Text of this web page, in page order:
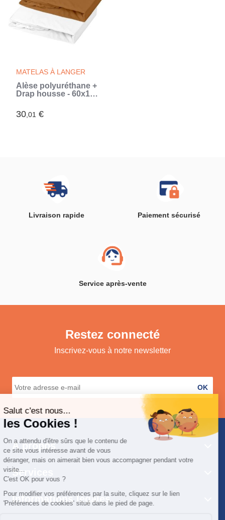
MATELAS À LANGER
Alèse polyuréthane +
Drap housse - 60x120
30,01 €
Livraison rapide Paiement sécurisé
Service après-vente
Restez connecté
Inscrivez-vous à notre newsletter
OK
A propos
Services
Informations légales